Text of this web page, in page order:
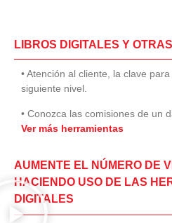
LIBROS DIGITALES Y
• Atención al cliente, la clave
siguiente nivel.
• Conozca las comisiones de un
Ver más herramientas
AUMENTE EL NÚMERO DE
HACIENDO USO DE LAS
DIGITALES